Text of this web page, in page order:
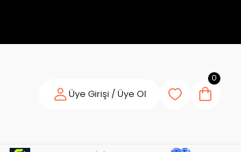
Üye Girişi / Üye Ol
0